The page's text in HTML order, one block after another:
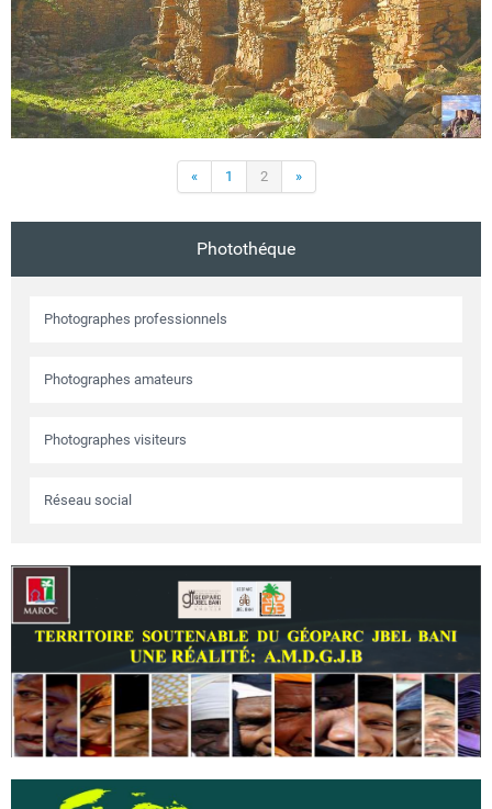
« 1 2 »
Photothéque
Photographes professionnels
Photographes amateurs
Photographes visiteurs
Réseau social